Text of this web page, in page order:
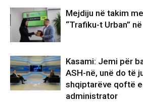
Mejdiju në takim
“Trafiku-t Urban”
Kasami: Jemi për
ASH-në, unë do të
shqiptarëve qoftë
administrator